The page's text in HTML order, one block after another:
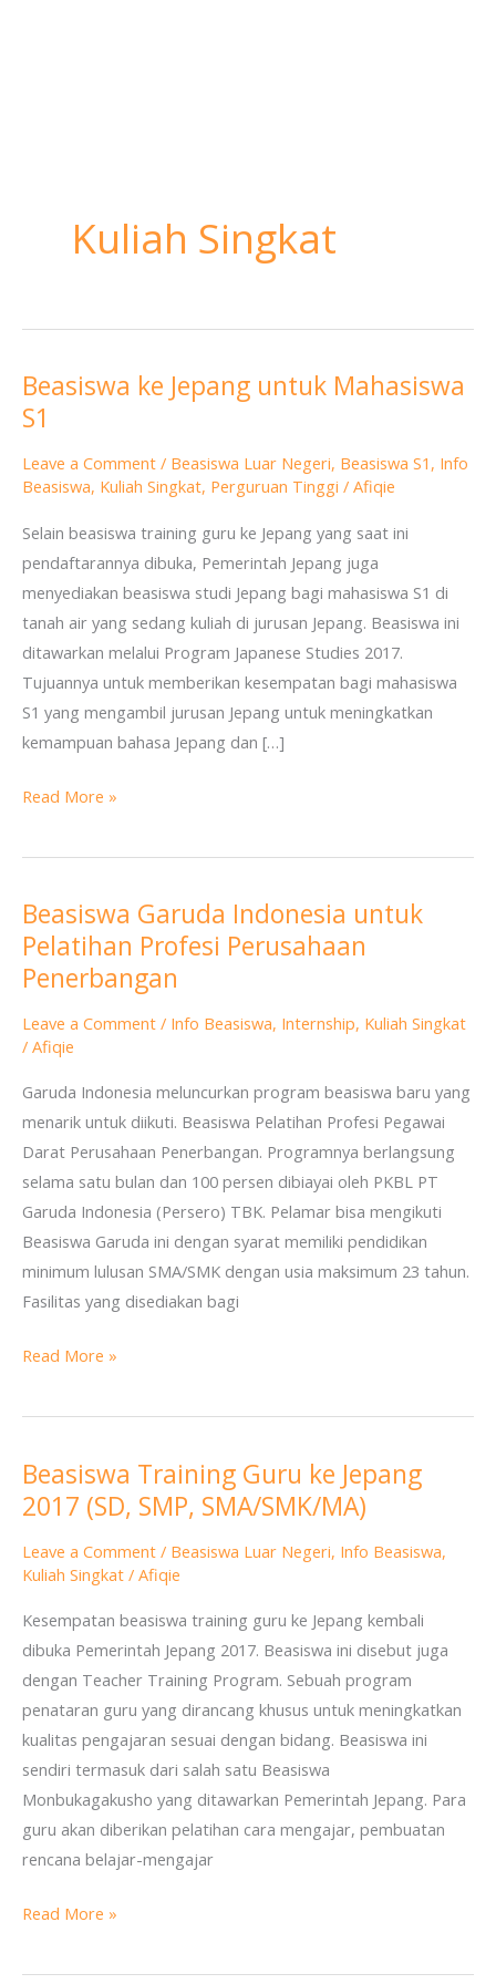
Kuliah Singkat
Beasiswa ke Jepang untuk Mahasiswa
S1
Leave a Comment / Beasiswa Luar Negeri, Beasiswa S1 , Info
Beasiswa, Kuliah Singkat, Perguruan Tinggi / Afiqie
Selain beasiswa training guru ke Jepang yang saat ini
pendaftarannya dibuka, Pemerintah Jepang juga
menyediakan beasiswa studi Jepang bagi mahasiswa S1 di
tanah air yang sedang kuliah di jurusan Jepang. Beasiswa ini
ditawarkan melalui Program Japanese Studies 2017.
Tujuannya untuk memberikan kesempatan bagi mahasiswa
S1 yang mengambil jurusan Jepang untuk meningkatkan
kemampuan bahasa Jepang dan […]
Beasiswa
ke
untuk
S1
Read More »
Beasiswa Garuda Indonesia untuk
Pelatihan Profesi Perusahaan
Penerbangan
Leave a Comment / Info Beasiswa, Internship, Kuliah Singkat
/ Afiqie
Garuda Indonesia meluncurkan program beasiswa baru yang
menarik untuk diikuti. Beasiswa Pelatihan Profesi Pegawai
Darat Perusahaan Penerbangan. Programnya berlangsung
selama satu bulan dan 100 persen dibiayai oleh PKBL PT
Garuda Indonesia (Persero) TBK. Pelamar bisa mengikuti
Beasiswa Garuda ini dengan syarat memiliki pendidikan
minimum lulusan SMA/SMK dengan usia maksimum 23 tahun.
Fasilitas yang disediakan bagi
Beasiswa
Garuda
Indonesia
Pelatihan
Profesi
Perusahaan
Penerbangan
Read More »
Beasiswa Training Guru ke Jepang
2017 (SD, SMP, SMA/SMK/MA)
Leave a Comment / Beasiswa Luar Negeri, Info Beasiswa,
Kuliah Singkat / Afiqie
Kesempatan beasiswa training guru ke Jepang kembali
dibuka Pemerintah Jepang 2017. Beasiswa ini disebut juga
dengan Teacher Training Program. Sebuah program
penataran guru yang dirancang khusus untuk meningkatkan
kualitas pengajaran sesuai dengan bidang. Beasiswa ini
sendiri termasuk dari salah satu Beasiswa
Monbukagakusho yang ditawarkan Pemerintah Jepang. Para
guru akan diberikan pelatihan cara mengajar, pembuatan
rencana belajar-mengajar
Beasiswa
Training
ke
2017
(SD,
SMP,
SMA/SMK/MA)
Read More »